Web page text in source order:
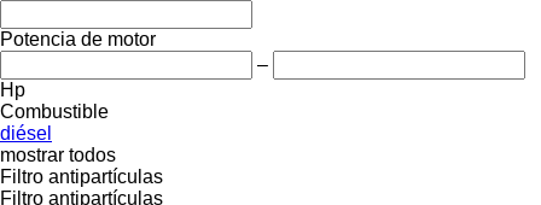
Potencia de motor
–
Hp
Combustible
diésel
mostrar todos
Filtro antipartículas
Filtro antipartículas